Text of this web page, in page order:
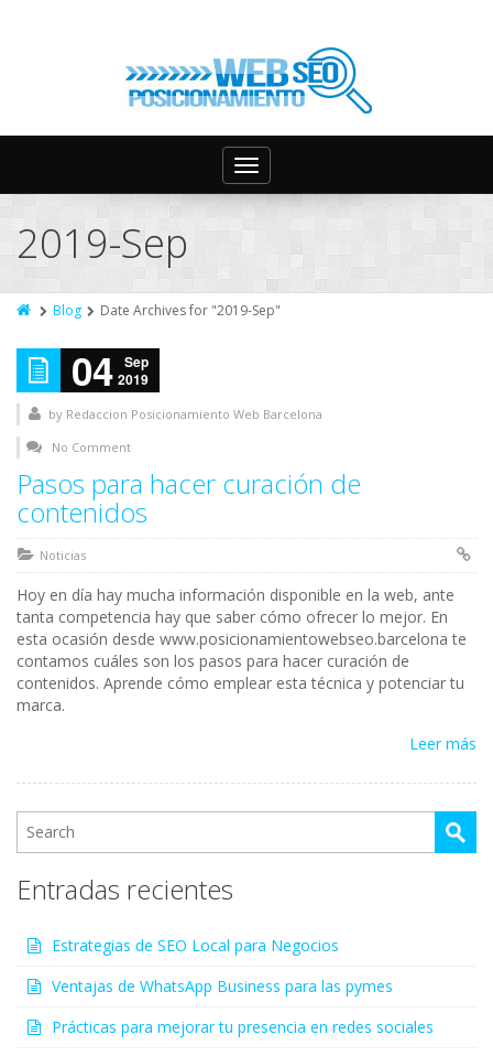
Toggle
navigation
2019-Sep
Blog Date Archives for "2019-Sep"
04 Sep
2019
by Redaccion Posicionamiento Web Barcelona
No Comment
Pasos para hacer curación de
contenidos
Noticias
Hoy en día hay mucha información disponible en la web, ante
tanta competencia hay que saber cómo ofrecer lo mejor. En
esta ocasión desde www.posicionamientowebseo.barcelona te
contamos cuáles son los pasos para hacer curación de
contenidos. Aprende cómo emplear esta técnica y potenciar tu
marca.
Leer más
Entradas recientes
Estrategias de SEO Local para Negocios
Ventajas de WhatsApp Business para las pymes
Prácticas para mejorar tu presencia en redes sociales